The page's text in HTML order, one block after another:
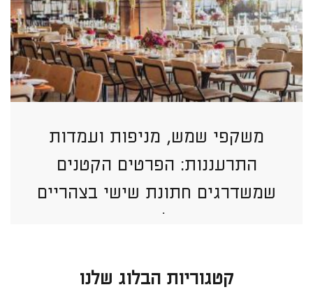
משקפי שמש, מניפות ועמדות
התרעננות: הפרטים הקטנים
שמשדרגים חתונת שישי בצהריים
קטגוריות הבלוג שלנו